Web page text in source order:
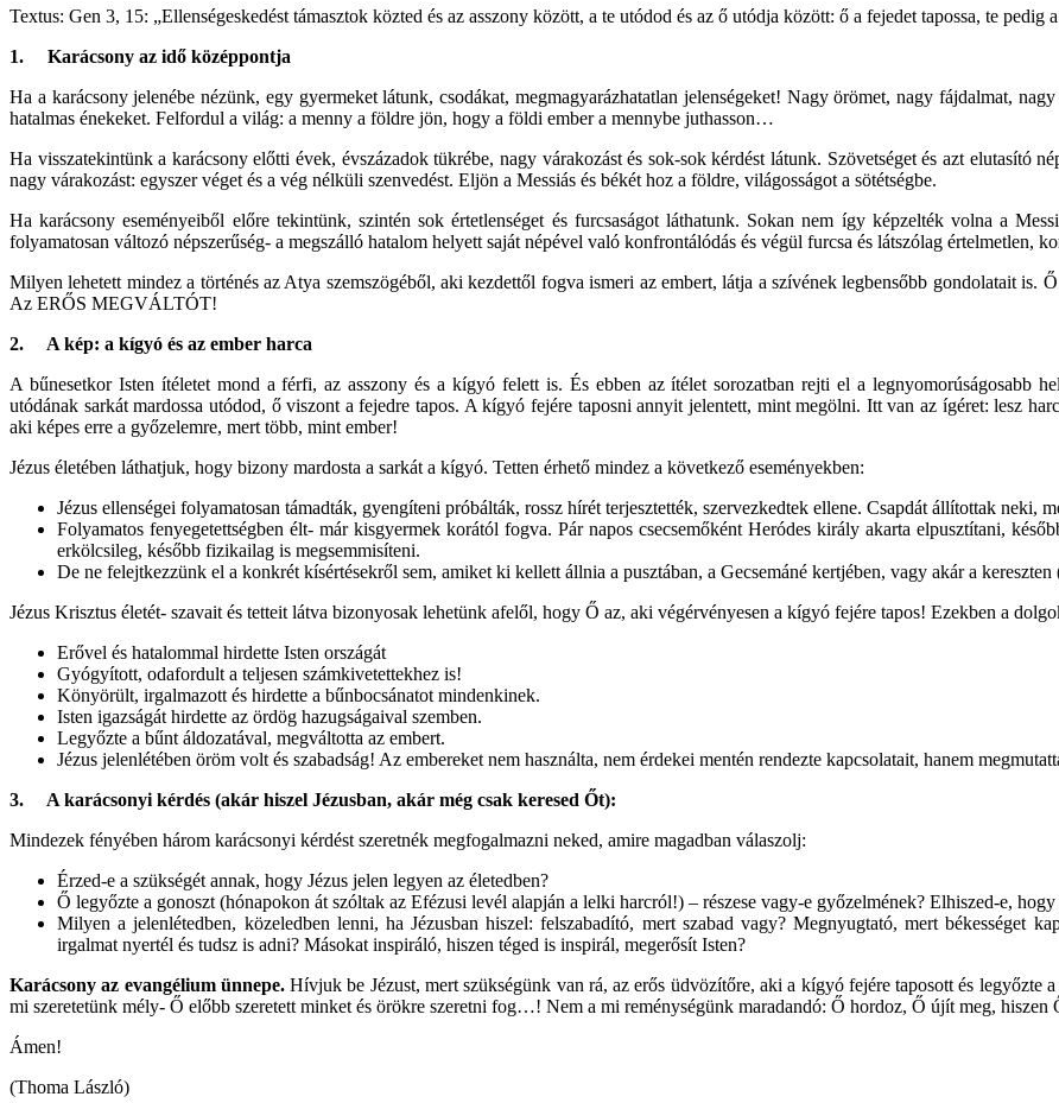
Textus: Gen 3, 15: „Ellenségeskedést támasztok közted és az asszony között, a te utódod és az ő utódja között: ő a fejedet tapossa, te pedig
1. Karácsony az idő középpontja
Ha a karácsony jelenébe nézünk, egy gyermeket látunk, csodákat, megmagyarázhatatlan jelenségeket! Nagy örömet, nagy fájdalmat,
hatalmas énekeket. Felfordul a világ: a menny a földre jön, hogy a földi ember a mennybe juthasson…
Ha visszatekintünk a karácsony előtti évek, évszázadok tükrébe, nagy várakozást és sok-sok kérdést látunk. Szövetséget és azt elutasító
nagy várakozást: egyszer véget és a vég nélküli szenvedést. Eljön a Messiás és békét hoz a földre, világosságot a sötétségbe.
Ha karácsony eseményeiből előre tekintünk, szintén sok értetlenséget és furcsaságot láthatunk. Sokan nem így képzelték volna a
folyamatosan változó népszerűség- a megszálló hatalom helyett saját népével való konfrontálódás és végül furcsa és látszólag értelmetlen,
Milyen lehetett mindez a történés az Atya szemszögéből, aki kezdettől fogva ismeri az embert, látja a szívének legbensőbb gondolatait is.
Az ERŐS MEGVÁLTÓT!
2. A kép: a kígyó és az ember harca
A bűnesetkor Isten ítéletet mond a férfi, az asszony és a kígyó felett is. És ebben az ítélet sorozatban rejti el a legnyomorúságosabb
utódának sarkát mardossa utódod, ő viszont a fejedre tapos. A kígyó fejére taposni annyit jelentett, mint megölni. Itt van az ígéret: lesz
aki képes erre a győzelemre, mert több, mint ember!
Jézus életében láthatjuk, hogy bizony mardosta a sarkát a kígyó. Tetten érhető mindez a következő eseményekben:
Jézus ellenségei folyamatosan támadták, gyengíteni próbálták, rossz hírét terjesztették, szervezkedtek ellene. Csapdát állítottak
Folyamatos fenyegetettségben élt- már kisgyermek korától fogva. Pár napos csecsemőként Heródes király akarta elpusztítani,
erkölcsileg, később fizikailag is megsemmisíteni.
De ne felejtkezzünk el a konkrét kísértésekről sem, amiket ki kellett állnia a pusztában, a Gecsemáné kertjében, vagy akár a
Jézus Krisztus életét- szavait és tetteit látva bizonyosak lehetünk afelől, hogy Ő az, aki végérvényesen a kígyó fejére tapos! Ezekben a
Erővel és hatalommal hirdette Isten országát
Gyógyított, odafordult a teljesen számkivetettekhez is!
Könyörült, irgalmazott és hirdette a bűnbocsánatot mindenkinek.
Isten igazságát hirdette az ördög hazugságaival szemben.
Legyőzte a bűnt áldozatával, megváltotta az embert.
Jézus jelenlétében öröm volt és szabadság! Az embereket nem használta, nem érdekei mentén rendezte kapcsolatait, hanem
3. A karácsonyi kérdés (akár hiszel Jézusban, akár még csak keresed Őt):
Mindezek fényében három karácsonyi kérdést szeretnék megfogalmazni neked, amire magadban válaszolj:
Érzed-e a szükségét annak, hogy Jézus jelen legyen az életedben?
Ő legyőzte a gonoszt (hónapokon át szóltak az Efézusi levél alapján a lelki harcról!) – részese vagy-e győzelmének? Elhiszed-e,
Milyen a jelenlétedben, közeledben lenni, ha Jézusban hiszel: felszabadító, mert szabad vagy? Megnyugtató, mert békességet
irgalmat nyertél és tudsz is adni? Másokat inspiráló, hiszen téged is inspirál, megerősít Isten?
Karácsony az evangélium ünnepe.Hívjuk be Jézust, mert szükségünk van rá, az erős üdvözítőre, aki a kígyó fejére taposott és legyőzte
mi szeretetünk mély- Ő előbb szeretett minket és örökre szeretni fog…! Nem a mi reménységünk maradandó: Ő hordoz, Ő újít meg, hiszen
Ámen!
(Thoma László)